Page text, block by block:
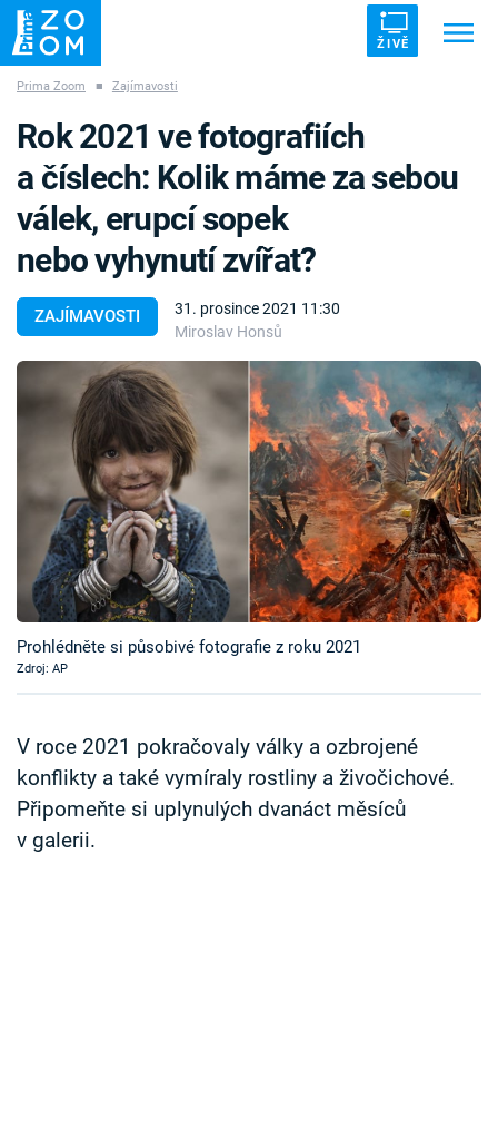
ŽIVĚ
ZÁHADY VETŘELCI DÁVNOVĚKU
Témata
Témata
Pořady
TV Program
Časopis
Sledujte prima+
Přihlášení
Prima Zoom ■ Zajímavosti
ZAJÍMAVOSTI
31. prosince 2021 11:30
Miroslav Honsů
Rok 2021 ve fotografiích
a číslech: Kolik máme za sebou
válek, erupcí sopek
nebo vyhynutí zvířat?
Prohlédněte si působivé fotografie z roku 2021
Zdroj: AP
V roce 2021 pokračovaly války a ozbrojené
konflikty a také vymíraly rostliny a živočichové.
Připomeňte si uplynulých dvanáct měsíců
v galerii.